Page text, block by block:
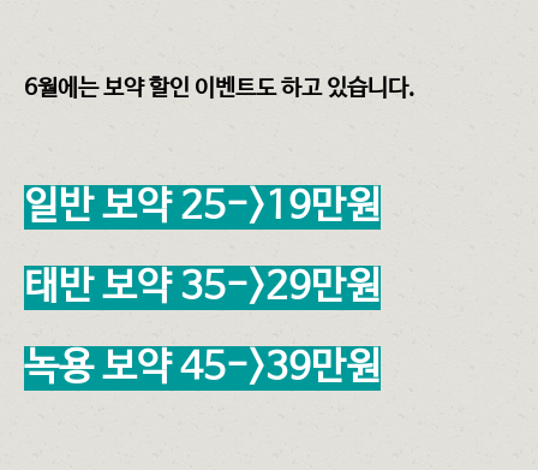
6월에는 보약 할인 이벤트도 하고 있습니다.
일반 보약 25->19만원
태반 보약 35->29만원
녹용 보약 45->39만원